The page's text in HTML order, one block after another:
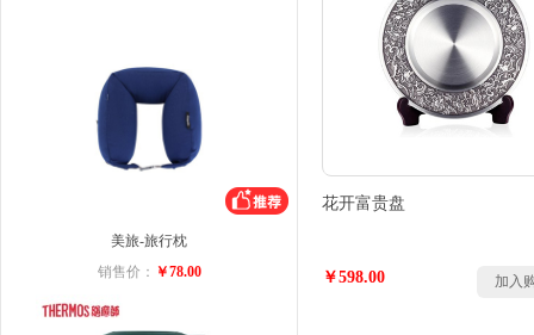
美旅-旅行枕
销售价： ￥78.00
花开富贵盘
￥598.00 加入